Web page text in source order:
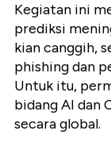
Kegiatan ini
prediksi
kian canggih,
phishing dan
Untuk itu,
bidang AI dan
secara global.